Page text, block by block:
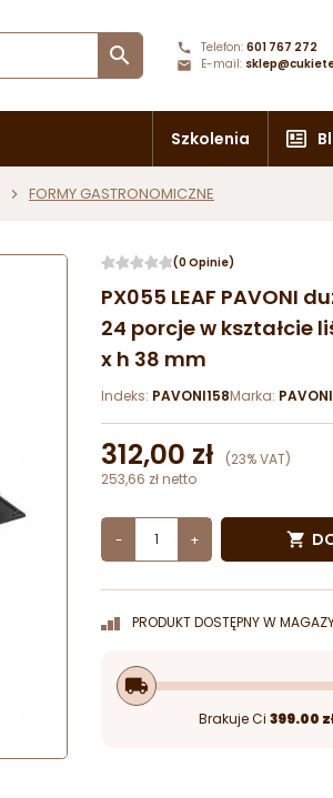
 Telefon: 601 767 272
E-mail:
Szkolenia
FORMY GASTRONOMICZNE
(0 Opinie)
PX055 LEAF PAVONI
24 porcje w kształcie
x h 38 mm
Indeks: PAVONI158Marka:
312,00 zł
(23% VAT)
253,66 zł netto
- + 
PRODUKT DOSTĘPNY W
local_shipping
Brakuje Ci 399.00